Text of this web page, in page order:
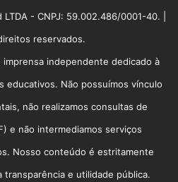
- CNPJ: 59.002.486/0001-40. |
reservados.
independente dedicado à
educativos. Não possuímos vínculo
não realizamos consultas de
e não intermediamos serviços
Nosso conteúdo é estritamente
transparência e utilidade pública.